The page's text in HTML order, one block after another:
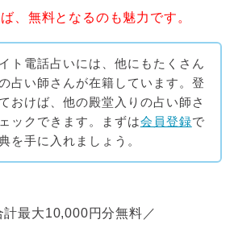
、無料となるのも魅力です。
ト電話占いには、他にもたくさん
占い師さんが在籍しています。登
おけば、他の殿堂入りの占い師さ
ックできます。まずは会員登録で
を手に入れましょう。
計最大10,000円分無料／